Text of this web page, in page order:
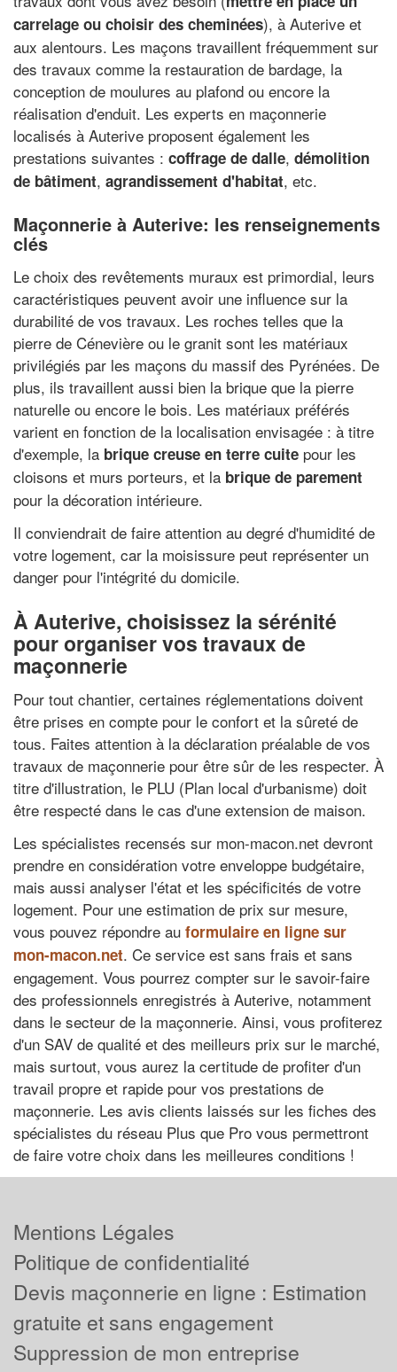
carrelage ou choisir des cheminées), à Auterive et
aux alentours. Les maçons travaillent fréquemment sur
des travaux comme la restauration de bardage, la
conception de moulures au plafond ou encore la
réalisation d'enduit. Les experts en maçonnerie
localisés à Auterive proposent également les
prestations suivantes : coffrage de dalle, démolition
de bâtiment, agrandissement d'habitat, etc.
Maçonnerie à Auterive: les renseignements
clés
Le choix des revêtements muraux est primordial, leurs
caractéristiques peuvent avoir une influence sur la
durabilité de vos travaux. Les roches telles que la
pierre de Cénevière ou le granit sont les matériaux
privilégiés par les maçons du massif des Pyrénées. De
plus, ils travaillent aussi bien la brique que la pierre
naturelle ou encore le bois. Les matériaux préférés
varient en fonction de la localisation envisagée : à titre
d'exemple, la brique creuse en terre cuite pour les
cloisons et murs porteurs, et la brique de parement
pour la décoration intérieure.
Il conviendrait de faire attention au degré d'humidité de
votre logement, car la moisissure peut représenter un
danger pour l'intégrité du domicile.
À Auterive, choisissez la sérénité
pour organiser vos travaux de
maçonnerie
Pour tout chantier, certaines réglementations doivent
être prises en compte pour le confort et la sûreté de
tous. Faites attention à la déclaration préalable de vos
travaux de maçonnerie pour être sûr de les respecter. À
titre d'illustration, le PLU (Plan local d'urbanisme) doit
être respecté dans le cas d'une extension de maison.
Les spécialistes recensés sur mon-macon.net devront
prendre en considération votre enveloppe budgétaire,
mais aussi analyser l'état et les spécificités de votre
logement. Pour une estimation de prix sur mesure,
vous pouvez répondre au formulaire en ligne sur
mon-macon.net. Ce service est sans frais et sans
engagement. Vous pourrez compter sur le savoir-faire
des professionnels enregistrés à Auterive, notamment
dans le secteur de la maçonnerie. Ainsi, vous profiterez
d'un SAV de qualité et des meilleurs prix sur le marché,
mais surtout, vous aurez la certitude de profiter d'un
travail propre et rapide pour vos prestations de
maçonnerie. Les avis clients laissés sur les fiches des
spécialistes du réseau Plus que Pro vous permettront
de faire votre choix dans les meilleures conditions !
Mentions Légales
Politique de confidentialité
Devis maçonnerie en ligne : Estimation
gratuite et sans engagement
Suppression de mon entreprise